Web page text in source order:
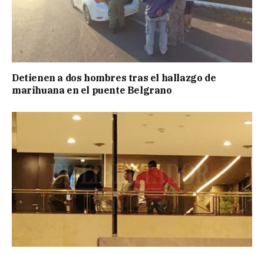
Detienen a dos hombres tras el hallazgo de
marihuana en el puente Belgrano